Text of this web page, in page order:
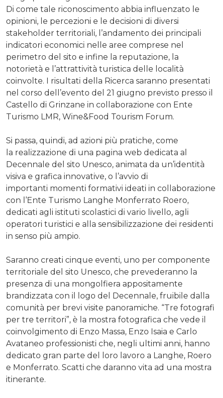
Di come tale riconoscimento abbia influenzato le
opinioni, le percezioni e le decisioni di diversi
stakeholder territoriali, l’andamento dei principali
indicatori economici nelle aree comprese nel
perimetro del sito e infine la reputazione, la
notorietà e l’attrattività turistica delle località
coinvolte. I risultati della Ricerca saranno presentati
nel corso dell’evento del 21 giugno previsto presso il
Castello di Grinzane in collaborazione con Ente
Turismo LMR, Wine&Food Tourism Forum.
Si passa, quindi, ad azioni più pratiche, come
la realizzazione di una pagina web dedicata al
Decennale del sito Unesco, animata da un’identità
visiva e grafica innovative, o l’avvio di
importanti momenti formativi ideati in collaborazione
con l’Ente Turismo Langhe Monferrato Roero,
dedicati agli istituti scolastici di vario livello, agli
operatori turistici e alla sensibilizzazione dei residenti
in senso più ampio.
Saranno creati cinque eventi, uno per componente
territoriale del sito Unesco, che prevederanno la
presenza di una mongolfiera appositamente
brandizzata con il logo del Decennale, fruibile dalla
comunità per brevi visite panoramiche. “Tre fotografi
per tre territori”, è la mostra fotografica che vede il
coinvolgimento di Enzo Massa, Enzo Isaia e Carlo
Avataneo professionisti che, negli ultimi anni, hanno
dedicato gran parte del loro lavoro a Langhe, Roero
e Monferrato. Scatti che daranno vita ad una mostra
itinerante.